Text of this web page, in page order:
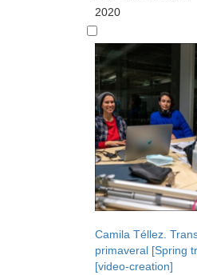
2020
Camila Téllez.
primaveral [Spring
[video-creation]